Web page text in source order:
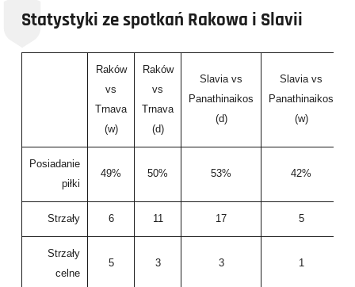
Statystyki ze spotkań Rakowa i Slavii
Raków
vs
Trnava
(w)
Raków
vs
Trnava
(d)
Slavia vs
Panathinaikos
(d)
Slavia vs
Panathinaikos
(w)
Posiadanie
piłki
49% 50% 53% 42%
Strzały 6 11 17 5
Strzały
celne
5 3 3 1